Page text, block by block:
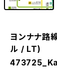
ヨンナナ路
ル / LT)